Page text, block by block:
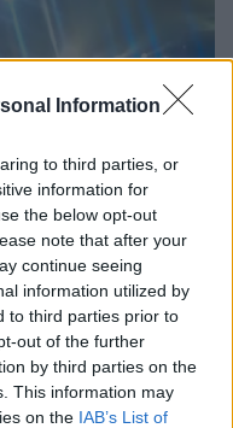
Information
to third parties, or
information for
the below opt-out
note that after your
continue seeing
information utilized by
to third parties prior to
out of the further
by third parties on the
This information may
on the IAB’s List of
cuccát